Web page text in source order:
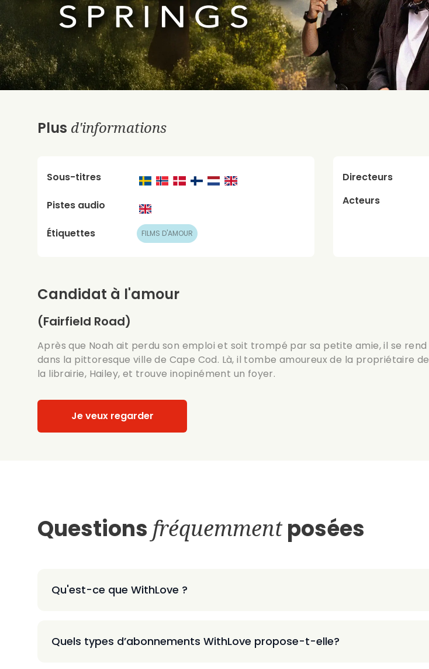
Plus d'informations
Sous-titres
Pistes audio
Étiquettes FILMS D'AMOUR
Directeurs
Acteurs
Candidat à l'amour
(Fairfield Road)
Après que Noah ait perdu son emploi et soit trompé par sa petite amie, il se rend
dans la pittoresque ville de Cape Cod. Là, il tombe amoureux de la propriétaire de
la librairie, Hailey, et trouve inopinément un foyer.
Je veux regarder
Questions fréquemmentposées
Qu'est-ce que WithLove ?
Quels types d’abonnements WithLove propose-t-elle?